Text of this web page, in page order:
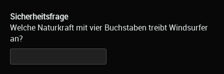
Sicherheitsfrage
Welche Naturkraft mit vier Buchstaben treibt Windsurfer
an?